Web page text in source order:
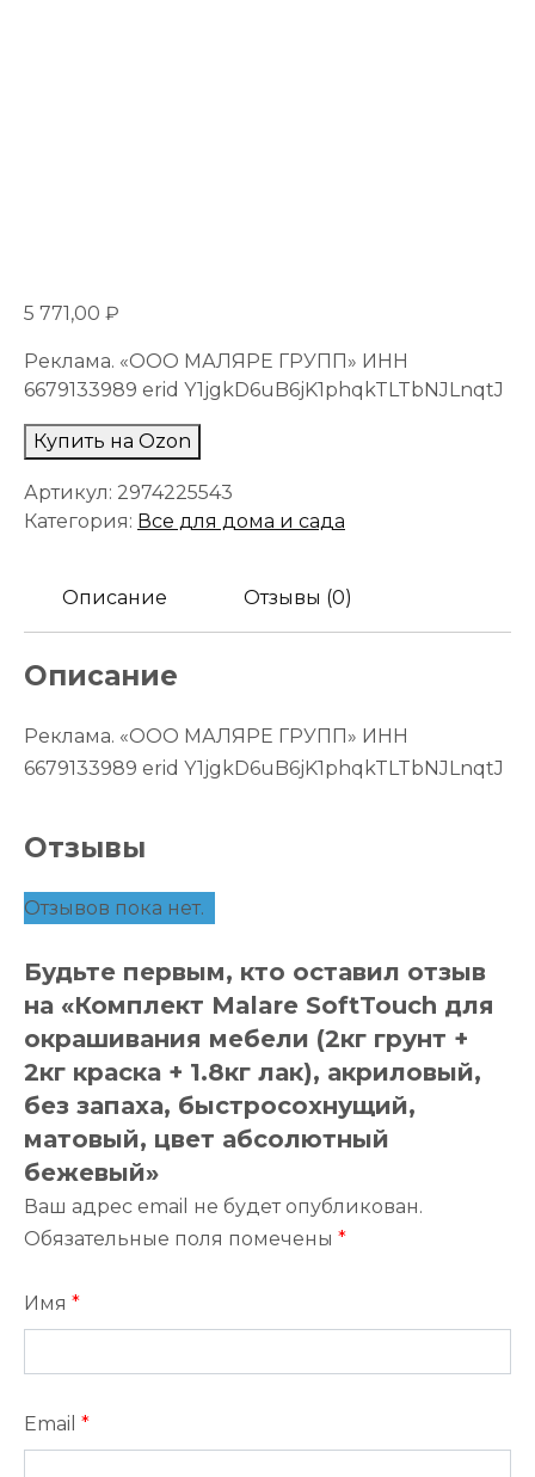
5 771,00 ₽
Реклама. «ООО МАЛЯРЕ ГРУПП» ИНН
6679133989 erid Y1jgkD6uB6jK1phqkTLTbNJLnqtJ
Купить на Ozon
Артикул: 2974225543
Категория: Все для дома и сада
Описание Отзывы (0)
Описание
Реклама. «ООО МАЛЯРЕ ГРУПП» ИНН
6679133989 erid Y1jgkD6uB6jK1phqkTLTbNJLnqtJ
Отзывы
Отзывов пока нет.
Будьте первым, кто оставил отзыв
на «Комплект Malare SoftTouch для
окрашивания мебели (2кг грунт +
2кг краска + 1.8кг лак), акриловый,
без запаха, быстросохнущий,
матовый, цвет абсолютный
бежевый»
Ваш адрес email не будет опубликован.
Обязательные поля помечены *
Имя *
Email *